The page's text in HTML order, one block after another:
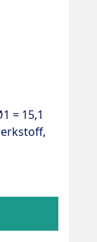
= 15,1
als